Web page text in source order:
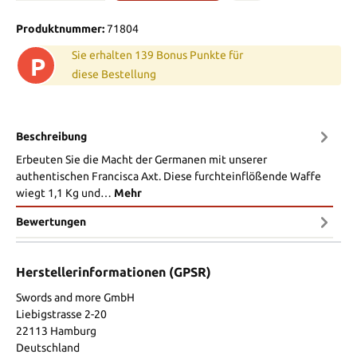
Produktnummer:71804
P
Sie erhalten 139 Bonus Punkte für
diese Bestellung
Beschreibung
Erbeuten Sie die Macht der Germanen mit unserer
authentischen Francisca Axt. Diese furchteinflößende Waffe
wiegt 1,1 Kg und… Mehr
Bewertungen
Herstellerinformationen (GPSR)
Swords and more GmbH
Liebigstrasse 2-20
22113 Hamburg
Deutschland